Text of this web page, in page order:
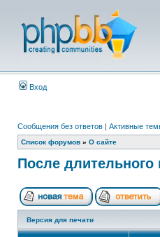
Вход
Сообщения без ответов | Активные
Список форумов » О сайте
После
Версия для печати